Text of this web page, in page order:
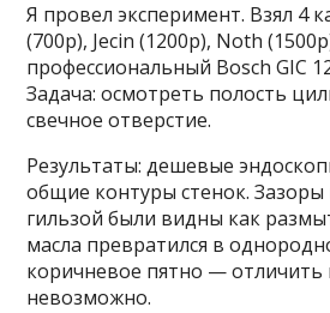
Я провел эксперимент. Взял 4
(700р), Jecin (1200р), Noth
профессиональный Bosch GIC
Задача: осмотреть полость
свечное отверстие.
Результаты: дешевые
общие контуры стенок.
гильзой были видны как
масла превратился в
коричневое пятно — отличить
невозможно.